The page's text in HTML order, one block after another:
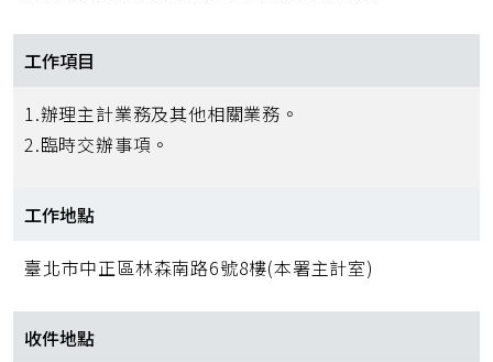
工作項目
1.辦理主計業務及其他相關業務。
2.臨時交辦事項。
工作地點
臺北市中正區林森南路6號8樓(本署主計室)
收件地點